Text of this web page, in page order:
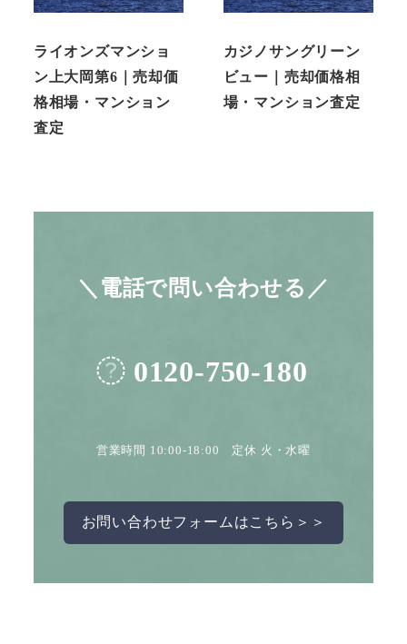
ライオンズマンショ
ン上大岡第6｜売却価
格相場・マンション
査定
カジノサングリーン
ビュー｜売却価格相
場・マンション査定
＼電話で問い合わせる／
0120-750-180
営業時間 10:00-18:00 定休 火・水曜
お問い合わせフォームはこちら＞＞